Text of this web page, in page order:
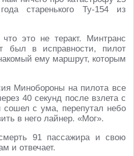
старенького Ту-154 из
это не теракт. Минтранс
был в исправности, пилот
ему маршрут, которым
Минобороны на пилота все
40 секунд после взлета с
сошел с ума, перепутал небо
в него лайнер. «Мог».
91 пассажира и свою
и отвечает.